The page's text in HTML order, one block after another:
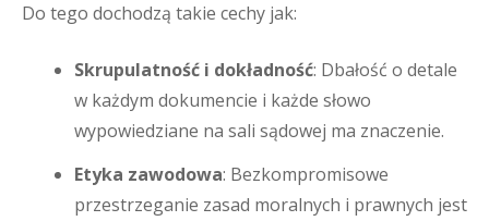
Do tego dochodzą takie cechy jak:
Skrupulatność i dokładność: Dbałość o detale
w każdym dokumencie i każde słowo
wypowiedziane na sali sądowej ma znaczenie.
Etyka zawodowa: Bezkompromisowe
przestrzeganie zasad moralnych i prawnych jest